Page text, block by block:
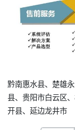
黔南惠水县、楚雄
县、贵阳市白云区
开县、延边龙井市